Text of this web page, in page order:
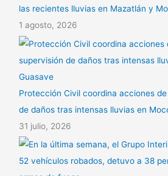
las recientes lluvias en Mazatlán y
1 agosto, 2026
Protección Civil coordina acciones
de daños tras intensas lluvias en
31 julio, 2026